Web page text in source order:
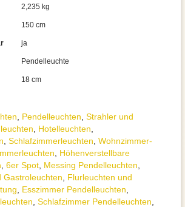
Pendel­leuchten Strahler und
Hotelleuchten
Schlafzimmer­leuchten Wohnzimmer­
Höhen­verstellbare
6er Spot Messing Pendelleuchten
Gastroleuchten
Flurleuchten und
Esszimmer Pendelleuchten
Schlafzimmer Pendelleuchten
2,235 kg
150 cm
ja
Pendelleuchte
18 cm